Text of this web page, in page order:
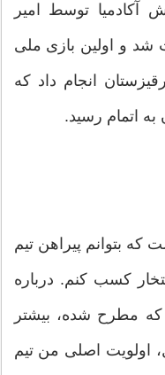
توسط امیر
شد و اولین بازی ملی
انجام داد که
بتوانم پیراهن تیم
کسب کنم. درباره
مطرح شده، بیشتر
اولویت اصلی من تیم